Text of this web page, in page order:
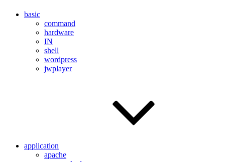
basic
command
hardware
IN
shell
wordpress
jwplayer
application
apache